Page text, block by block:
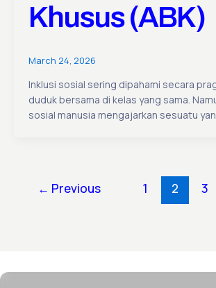
Khusus (ABK)
March 24, 2026
Inklusi sosial sering dipahami secara
duduk bersama di kelas yang sama.
sosial manusia mengajarkan sesuatu
← Previous 1 2 3